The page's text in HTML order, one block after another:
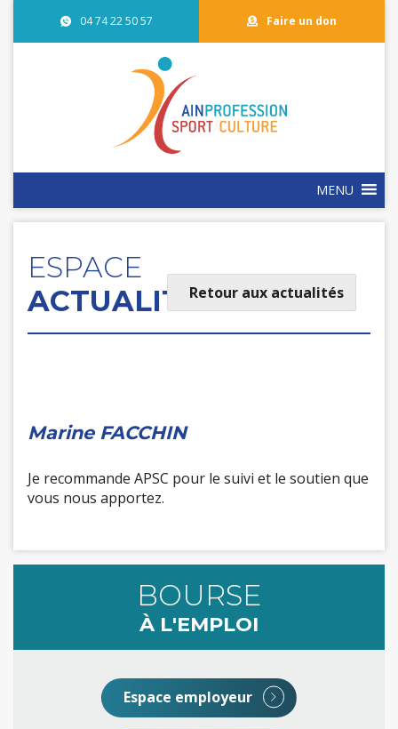
04 74 22 50 57 Faire un don
MENU
ESPACE
ACTUALITÉSRetour aux actualités
Marine FACCHIN
Je recommande APSC pour le suivi et le soutien que
vous nous apportez.
BOURSE
À L'EMPLOI
Espace employeur